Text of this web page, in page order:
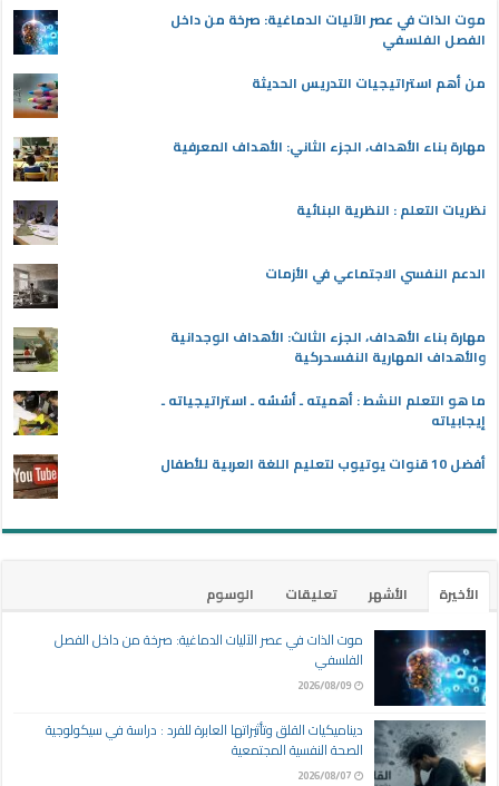
موت الذات في عصر الآليات الدماغية: صرخة من داخل
الفصل الفلسفي
من أهم استراتيجيات التدريس الحديثة
مهارة بناء الأهداف، الجزء الثاني: الأهداف المعرفية
نظريات التعلم : النظرية البنائية
الدعم النفسي الاجتماعي في الأزمات
مهارة بناء الأهداف، الجزء الثالث: الأهداف الوجدانية
والأهداف المهارية النفسحركية
ما هو التعلم النشط : أهميته ـ أسُسُه ـ استراتيجياته ـ
إيجابياته
أفضل 10 قنوات يوتيوب لتعليم اللغة العربية للأطفال
الأخيرة الأشهر تعليقات
الوسوم
موت الذات في عصر الآليات الدماغية: صرخة من داخل الفصل
الفلسفي
2026/08/09
ديناميكيات القلق وتأثيراتها العابرة للفرد : دراسة في سيكولوجية
الصحة النفسية المجتمعية
2026/08/07